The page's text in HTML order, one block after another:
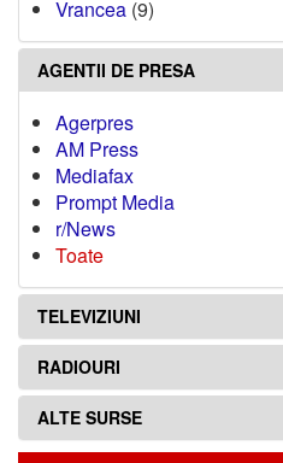
Vrancea (9)
AGENTII DE PRESA
Agerpres
AM Press
Mediafax
Prompt Media
r/News
Toate
TELEVIZIUNI
RADIOURI
ALTE SURSE